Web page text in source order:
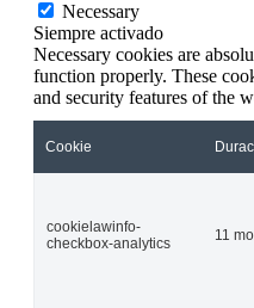
Necessary
Siempre activado
Necessary cookies are
function properly. These
and security features of the
Cookie
cookielawinfo-
checkbox-analytics
11